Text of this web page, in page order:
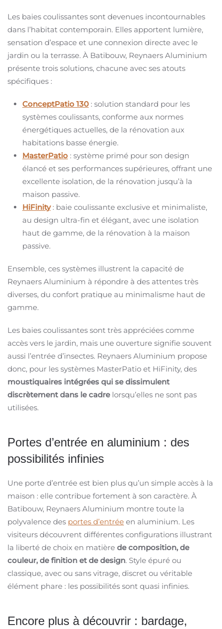
Les baies coulissantes sont devenues incontournables
dans l’habitat contemporain. Elles apportent lumière,
sensation d’espace et une connexion directe avec le
jardin ou la terrasse. À Batibouw, Reynaers Aluminium
présente trois solutions, chacune avec ses atouts
spécifiques :
ConceptPatio 130 : solution standard pour les
systèmes coulissants, conforme aux normes
énergétiques actuelles, de la rénovation aux
habitations basse énergie.
MasterPatio : système primé pour son design
élancé et ses performances supérieures, offrant une
excellente isolation, de la rénovation jusqu’à la
maison passive.
HiFinity: baie coulissante exclusive et minimaliste,
au design ultra-fin et élégant, avec une isolation
haut de gamme, de la rénovation à la maison
passive.
Ensemble, ces systèmes illustrent la capacité de
Reynaers Aluminium à répondre à des attentes très
diverses, du confort pratique au minimalisme haut de
gamme.
Les baies coulissantes sont très appréciées comme
accès vers le jardin, mais une ouverture signifie souvent
aussi l’entrée d’insectes. Reynaers Aluminium propose
donc, pour les systèmes MasterPatio et HiFinity, des
moustiquaires intégrées qui se dissimulent
discrètement dans le cadre lorsqu’elles ne sont pas
utilisées.
Portes d’entrée en aluminium : des
possibilités infinies
Une porte d’entrée est bien plus qu’un simple accès à la
maison : elle contribue fortement à son caractère. À
Batibouw, Reynaers Aluminium montre toute la
polyvalence des portes d’entrée en aluminium. Les
visiteurs découvrent différentes configurations illustrant
la liberté de choix en matière de composition, de
couleur, de finition et de design. Style épuré ou
classique, avec ou sans vitrage, discret ou véritable
élément phare : les possibilités sont quasi infinies.
Encore plus à découvrir : bardage,